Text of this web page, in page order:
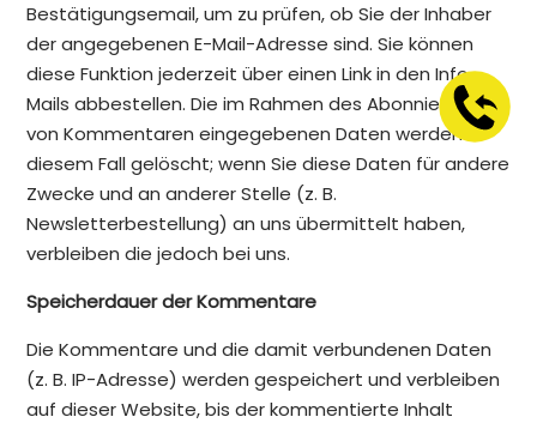
Bestätigungsemail, um zu prüfen, ob Sie der Inhaber
der angegebenen E-Mail-Adresse sind. Sie können
diese Funktion jederzeit über einen Link in den Info-
Mails abbestellen. Die im Rahmen des Abonnierens
von Kommentaren eingegebenen Daten werden in
diesem Fall gelöscht; wenn Sie diese Daten für andere
Zwecke und an anderer Stelle (z. B.
Newsletterbestellung) an uns übermittelt haben,
verbleiben die jedoch bei uns.
Speicherdauer der Kommentare
Die Kommentare und die damit verbundenen Daten
(z. B. IP-Adresse) werden gespeichert und verbleiben
auf dieser Website, bis der kommentierte Inhalt